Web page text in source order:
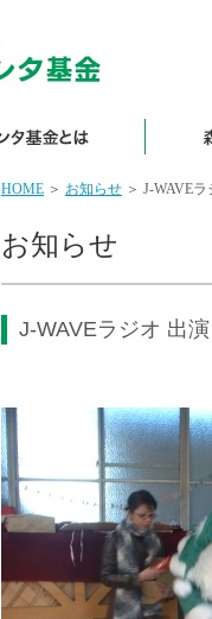
し
HOME ＞ お知らせ ＞ J-WAVE
お知らせ
J-WAVEラジオ 出